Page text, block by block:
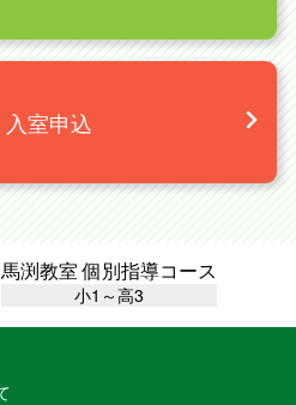
入室申込
馬渕教室 個別指導コース
小1～高3